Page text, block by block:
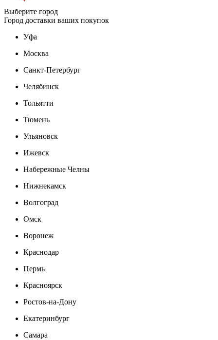
Выберите город
Город доставки ваших покупок
Уфа
Москва
Санкт-Петербург
Челябинск
Тольятти
Тюмень
Ульяновск
Ижевск
Набережные Челны
Нижнекамск
Волгоград
Омск
Воронеж
Краснодар
Пермь
Красноярск
Ростов-на-Дону
Екатеринбург
Самара